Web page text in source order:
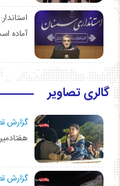
آماده
گالری تصاویر
گزارش
گزارش